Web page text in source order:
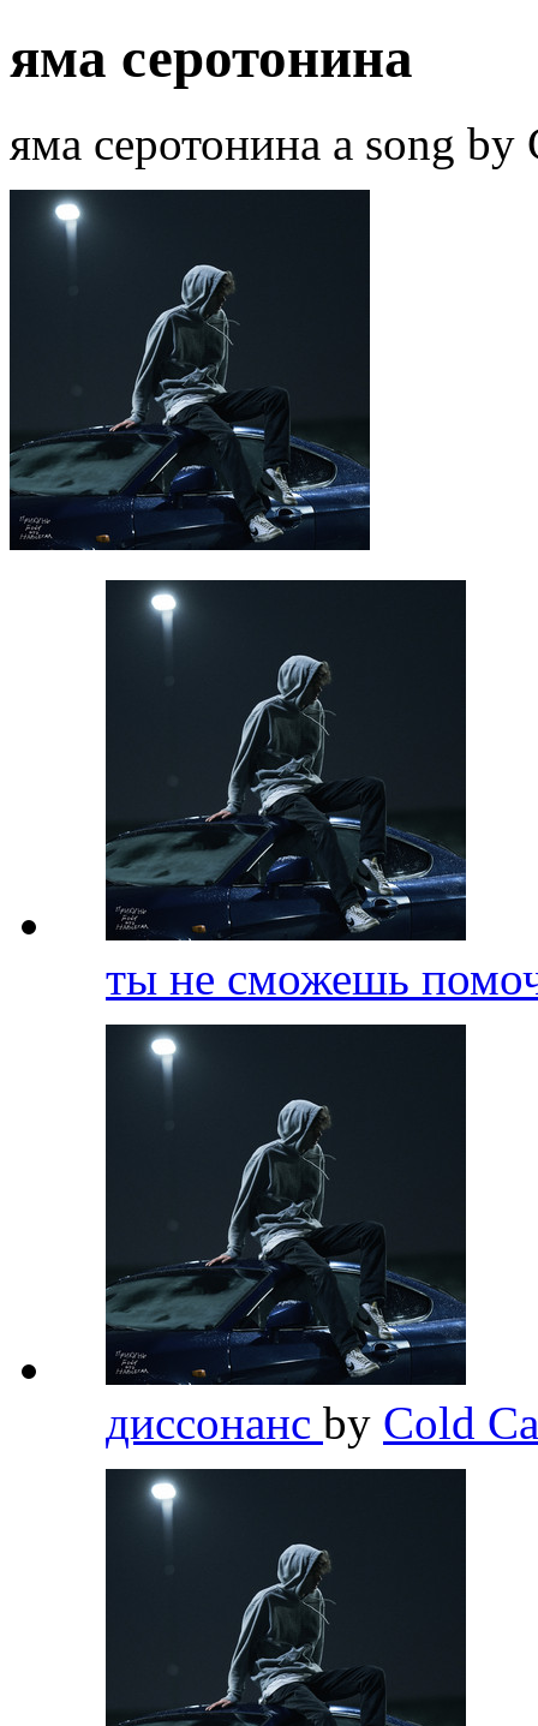
яма серотонина
яма серотонина a song
ты не сможешь
диссонанс by Cold